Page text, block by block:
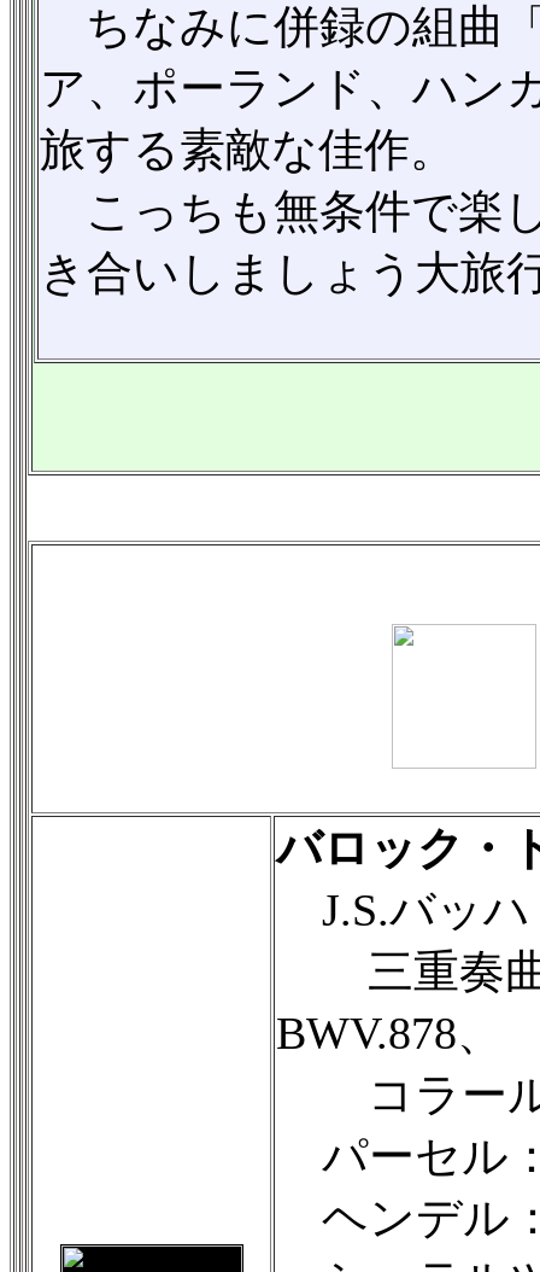
ちなみに併録の組曲
ア、ポーランド、ハン
旅する素敵な佳作。
こっちも無条件で楽
き合いしましょう大旅
バロック・
J.S.バッハ
三重奏曲
BWV.878、
コラール
パーセル
ヘンデル